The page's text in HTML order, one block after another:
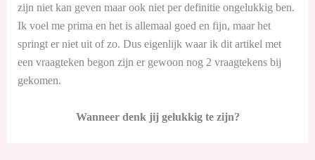
zijn niet kan geven maar ook niet per definitie ongelukkig ben.
Ik voel me prima en het is allemaal goed en fijn, maar het
springt er niet uit of zo. Dus eigenlijk waar ik dit artikel met
een vraagteken begon zijn er gewoon nog 2 vraagtekens bij
gekomen.
Wanneer denk jij gelukkig te zijn?